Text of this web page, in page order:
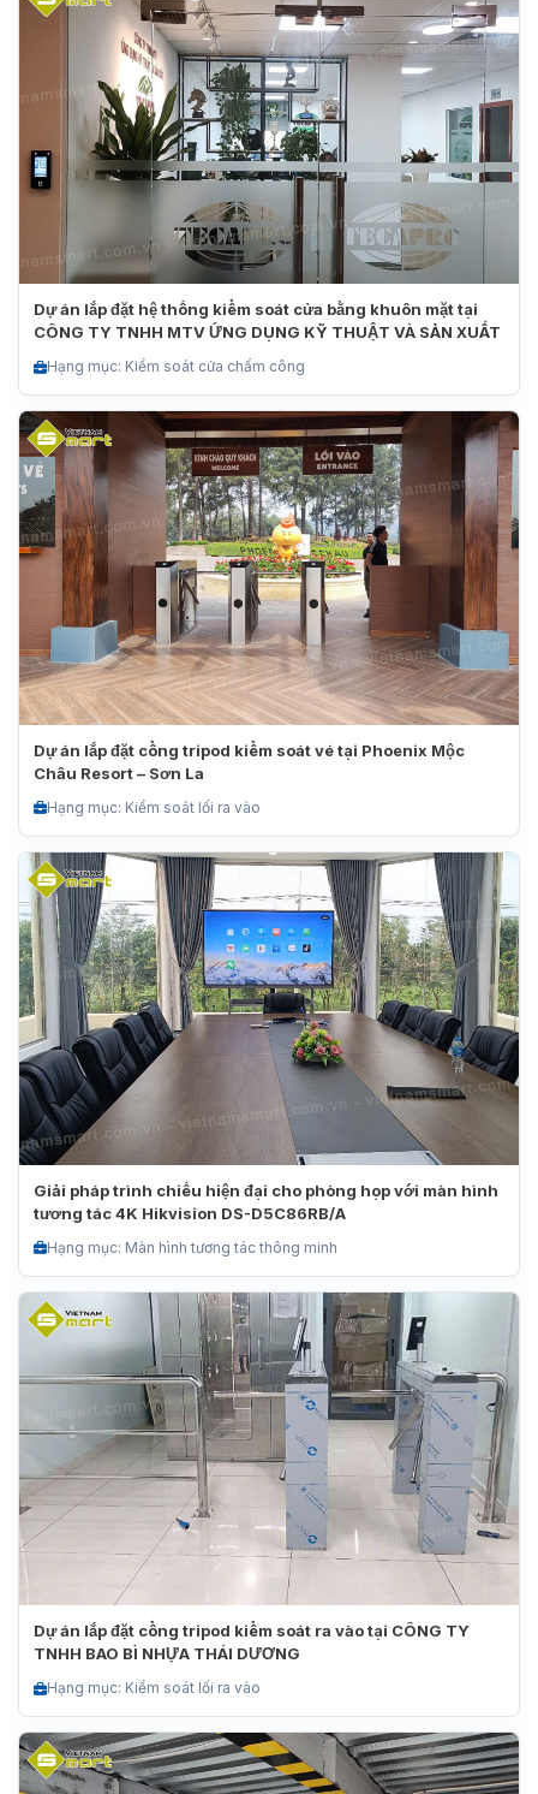
Dự án lắp đặt hệ thống kiểm soát cửa bằng khuôn mặt tại
CÔNG TY TNHH MTV ỨNG DỤNG KỸ THUẬT VÀ SẢN XUẤT
Hạng mục: Kiểm soát cửa chấm công
Dự án lắp đặt cổng tripod kiểm soát vé tại Phoenix Mộc
Châu Resort – Sơn La
Hạng mục: Kiểm soát lối ra vào
Giải pháp trình chiếu hiện đại cho phòng họp với màn hình
tương tác 4K Hikvision DS-D5C86RB/A
Hạng mục: Màn hình tương tác thông minh
Dự án lắp đặt cổng tripod kiểm soát ra vào tại CÔNG TY
TNHH BAO BÌ NHỰA THÁI DƯƠNG
Hạng mục: Kiểm soát lối ra vào